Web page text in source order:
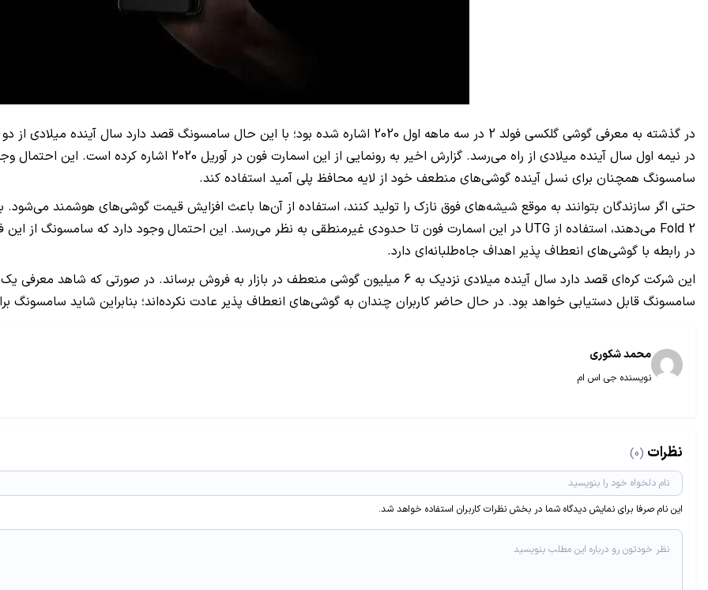
در نیمه اول سال آینده میلادی از راه می‌رسد. گزارش اخیر به رونمایی از این اسمارت فون در آوریل 2020 اشاره کرده است. این احتمال وجود دارد که تولید
سامسونگ همچنان برای نسل آینده گوشی‌های منطعف خود از لایه محافظ پلی آمید استفاده کند.
حتی اگر سازندگان بتوانند به موقع شیشه‌های فوق نازک را تولید کنند، استفاده از آن‌ها باعث افزایش قیمت گوشی‌های هوشمند می‌شود. با توجه به
Fold 2 می‌دهند، استفاده از UTG در این اسمارت فون تا حدودی غیرمنطقی به نظر می‌رسد. این احتمال وجود دارد که سامسونگ از
در رابطه با گوشی‌های انعطاف پذیر اهداف جاه‌طلبانه‌ای دارد.
این شرکت کره‌ای قصد دارد سال آینده میلادی نزدیک به 6 میلیون گوشی منعطف در بازار به فروش برساند.
سامسونگ قابل دستیابی خواهد بود. در حال حاضر کاربران چندان به گوشی‌های انعطاف پذیر عادت نکرده‌اند؛ بنابراین شاید سامسونگ
محمد شکوری
نویسنده جی اس ام
نظرات (0)
این نام صرفا برای نمایش دیدگاه شما در بخش نظرات کاربران استفاده خواهد شد.